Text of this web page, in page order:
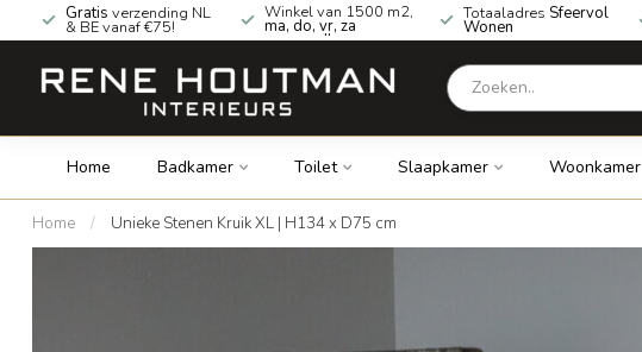
Gratis verzending NL
& BE vanaf €75!
Winkel van 1500 m2,
ma, do, vr, za
geopend!
Totaaladres Sfeervol
Wonen
Home Badkamer Toilet Slaapkamer Woonkamer
Home / Unieke Stenen Kruik XL | H134 x D75 cm